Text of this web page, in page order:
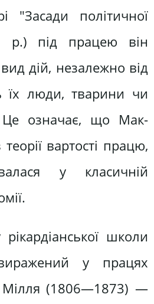
"Засади політичної
р.) під працею він
дій, незалежно від
їх люди, тварини чи
означає, що Мак-
вартості працю,
у класичній
школи
у працях
(1806—1873) —